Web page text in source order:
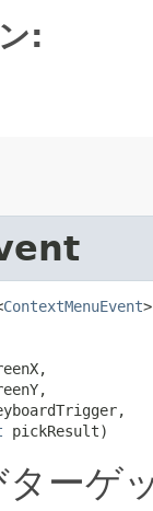
:
ContextMenuEvent
pickResult)
ーゲ